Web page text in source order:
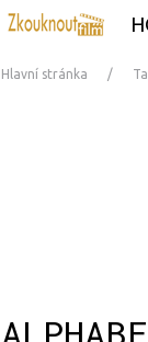
Hlavní stránka